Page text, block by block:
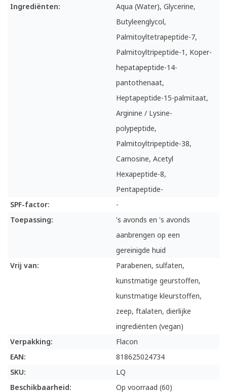
Ingrediënten:
Aqua (Water), Glycerine,
Butyleenglycol,
Palmitoyltetrapeptide-7,
Palmitoyltripeptide-1, Koper-
hepatapeptide-14-
pantothenaat,
Heptapeptide-15-palmitaat,
Arginine / Lysine-
polypeptide,
Palmitoyltripeptide-38,
Carnosine, Acetyl
Hexapeptide-8,
Pentapeptide-
SPF-factor:
-
Toepassing:
's avonds en 's avonds
aanbrengen op een
gereinigde huid
Vrij van:
Parabenen, sulfaten,
kunstmatige geurstoffen,
kunstmatige kleurstoffen,
zeep, ftalaten, dierlijke
ingrediënten (vegan)
Verpakking:
Flacon
EAN:
818625024734
SKU:
LQ
Beschikbaarheid:
Op voorraad (60)